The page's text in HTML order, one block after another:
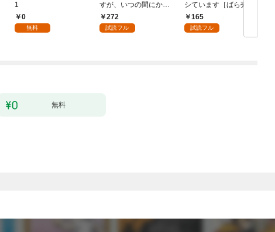
1
0
無料
すが、いつの間にか花
嫁として溺愛されてい
ます【単話】（１）
272
試読フル
シています［ばら売
り］ 第1話
165
試読フル
無料